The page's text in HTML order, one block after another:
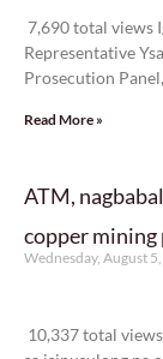
7,690 total views
Representative
Prosecution
Read More »
ATM,
copper mining
Wednesday, August
10,337 total